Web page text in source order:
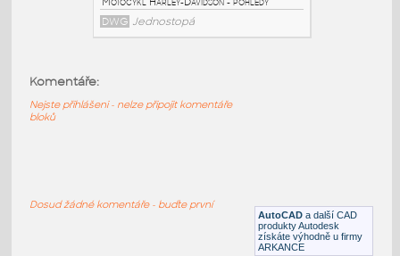
DWG Jednostopá
Motocykl Harley-Davidson - pohledy
AutoCAD a další CAD
produkty Autodesk
získáte výhodně u firmy
ARKANCE
Komentáře:
Nejste přihlášeni - nelze připojit komentáře
bloků
Dosud žádné komentáře - buďte první